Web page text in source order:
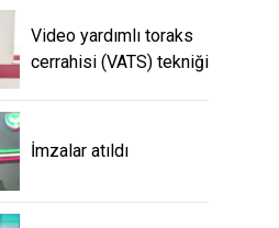
Video yardımlı toraks
cerrahisi (VATS) tekniği
İmzalar atıldı